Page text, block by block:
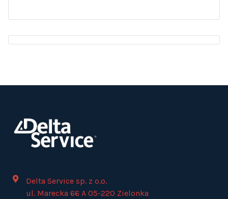
Delta Service sp. z o.o.
ul. Marecka 66 A 05-220 Zielonka